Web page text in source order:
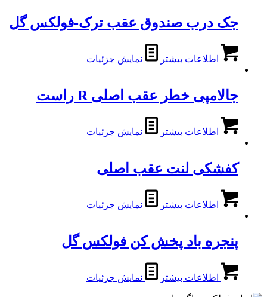
جک درب صندوق عقب ترک-فولکس گل
اطلاعات بیشتر نمایش جزئیات
جالامپی خطر عقب اصلی R راست
اطلاعات بیشتر نمایش جزئیات
کفشکی لنت عقب اصلی
اطلاعات بیشتر نمایش جزئیات
پنجره باد پخش کن فولکس گل
اطلاعات بیشتر نمایش جزئیات